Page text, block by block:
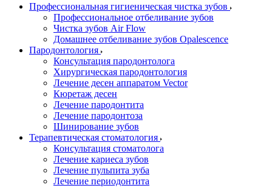
Профессиональная гигиеническая чистка зубов
Профессиональное отбеливание зубов
Чистка зубов Air Flow
Домашнее отбеливание зубов Opalescence
Пародонтология
Консультация пародонтолога
Хирургическая пародонтология
Лечение десен аппаратом Vector
Кюретаж десен
Лечение пародонтита
Лечение пародонтоза
Шинирование зубов
Терапевтическая стоматология
Консультация стоматолога
Лечение кариеса зубов
Лечение пульпита зуба
Лечение периодонтита